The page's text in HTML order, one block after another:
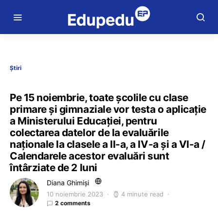
Știri
Pe 15 noiembrie, toate școlile cu clase
primare și gimnaziale vor testa o aplicație
a Ministerului Educației, pentru
colectarea datelor de la evaluările
naționale la clasele a II-a, a IV-a și a VI-a /
Calendarele acestor evaluări sunt
întârziate de 2 luni
Diana Ghimiși
10 noiembrie 2023 4 minute read
2 comments